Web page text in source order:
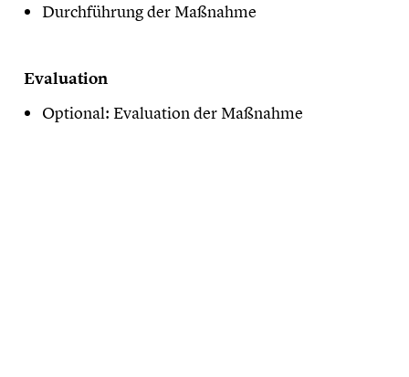
Durchführung der Maßnahme
Evaluation
Optional: Evaluation der Maßnahme